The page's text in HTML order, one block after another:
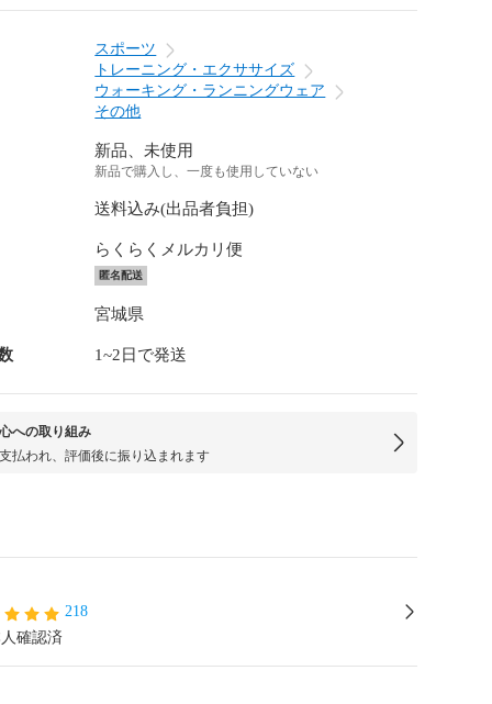
スポーツ
トレーニング・エクササイズ
ウォーキング・ランニングウェア
その他
新品、未使用
新品で購入し、一度も使用していない
送料込み(出品者負担)
らくらくメルカリ便
匿名配送
宮城県
1~2日で発送
への取り組み
払われ、評価後に振り込まれます
218
確認済